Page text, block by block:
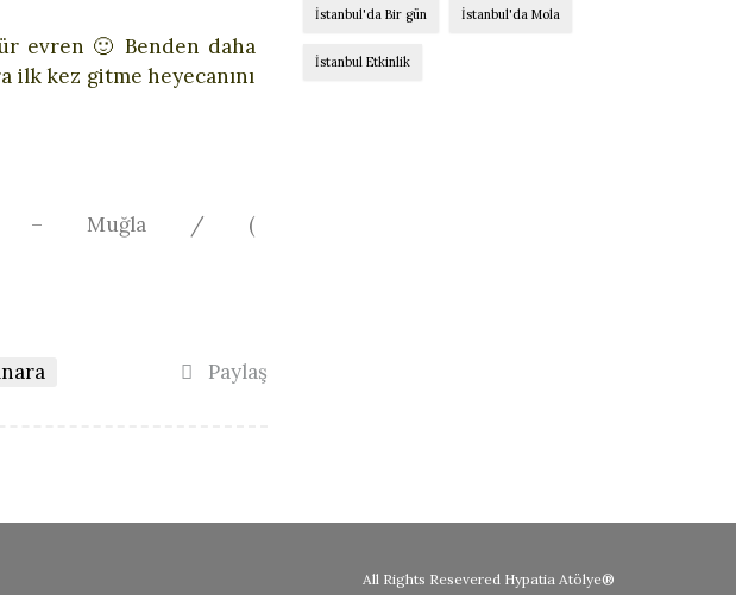
evren 🙂 Benden daha
ilk kez gitme heyecanını
– Muğla / (
Paylaş
İstanbul'da Bir gün İstanbul'da Mola
İstanbul Etkinlik
All Rights Resevered Hypatia Atölye®